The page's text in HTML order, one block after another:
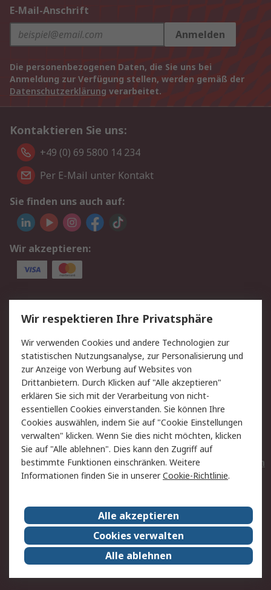
E-Mail-Anschrift
Anmelden
Die personenbezogenen Daten, die Sie uns bei
Anmeldung zur Verfügung stellen, werden gemäß der
Datenschutzerklärung verarbeitet.
Kontaktieren Sie uns:
+49 (0) 69 5800 14 234
Per E-Mail unter Kontakt
Sie finden uns auch auf:
Wir akzeptieren:
Service
Value Added Services
Lieferlösungen
Rücksendungen
Kontakt
Hilfe
Privatkunden
Rechtliches
AGB
Datenschutz
Cookie-Richtlinie
Zahlungsbedingungen
Copyright/Impressum
Entsorgung
Elektrogeräte/Batterien
RS weltweit
Karriere bei RS
Nachhaltigkeit
Qualität/Umwelt/ZertifikatePresse-Center
Event-Center
Wir respektieren Ihre Privatsphäre
Wir verwenden Cookies und andere Technologien zur
statistischen Nutzungsanalyse, zur Personalisierung und
zur Anzeige von Werbung auf Websites von
Drittanbietern. Durch Klicken auf "Alle akzeptieren"
erklären Sie sich mit der Verarbeitung von nicht-
essentiellen Cookies einverstanden. Sie können Ihre
Cookies auswählen, indem Sie auf "Cookie Einstellungen
verwalten" klicken. Wenn Sie dies nicht möchten, klicken
Sie auf "Alle ablehnen". Dies kann den Zugriff auf
bestimmte Funktionen einschränken. Weitere
Informationen finden Sie in unsererCookie-Richtlinie.
Alle akzeptieren
Cookies verwalten
Alle ablehnen